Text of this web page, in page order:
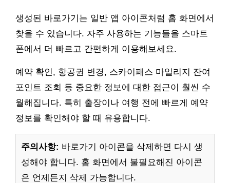
생성된 바로가기는 일반 앱 아이콘처럼 홈 화면에서
찾을 수 있습니다. 자주 사용하는 기능들을 스마트
폰에서 더 빠르고 간편하게 이용해보세요.
예약 확인, 항공권 변경, 스카이패스 마일리지 잔여
포인트 조회 등 중요한 정보에 대한 접근이 훨씬 수
월해집니다. 특히 출장이나 여행 전에 빠르게 예약
정보를 확인해야 할 때 유용합니다.
주의사항: 바로가기 아이콘을 삭제하면 다시 생
성해야 합니다. 홈 화면에서 불필요해진 아이콘
은 언제든지 삭제 가능합니다.